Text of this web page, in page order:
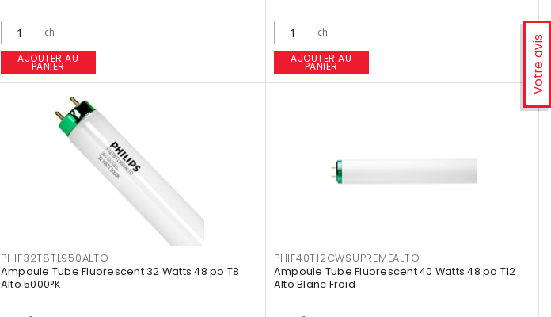
Votre avis
ch
AJOUTER AU
PANIER
ch
AJOUTER AU
PANIER
PHIF32T8TL950ALTO
Ampoule Tube Fluorescent 32 Watts 48 po T8
Alto 5000°K
PHIF40T12CWSUPREMEALTO
Ampoule Tube Fluorescent 40 Watts 48 po T12
Alto Blanc Froid